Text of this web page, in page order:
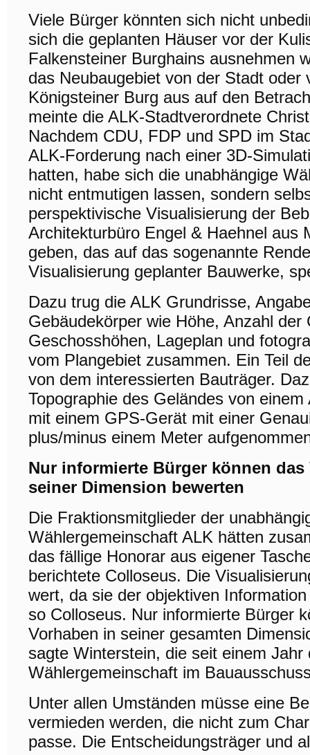
Viele Bürger könnten sich nicht
sich die geplanten Häuser vor der
Falkensteiner Burghains ausnehmen
das Neubaugebiet von der Stadt oder
Königsteiner Burg aus auf den
meinte die ALK-Stadtverordnete
Nachdem CDU, FDP und SPD im
ALK-Forderung nach einer 3D-
hatten, habe sich die unabhängige
nicht entmutigen lassen, sondern
perspektivische Visualisierung der
Architekturbüro Engel & Haehnel aus
geben, das auf das sogenannte
Visualisierung geplanter Bauwerke,
Dazu trug die ALK Grundrisse,
Gebäudekörper wie Höhe, Anzahl der
Geschosshöhen, Lageplan und
vom Plangebiet zusammen. Ein Teil
von dem interessierten Bauträger.
Topographie des Geländes von
mit einem GPS-Gerät mit einer
plus/minus einem Meter
Nur informierte Bürger können das
seiner Dimension bewerten
Die Fraktionsmitglieder der
Wählergemeinschaft ALK hätten
das fällige Honorar aus eigener
berichtete Colloseus. Die
wert, da sie der objektiven
so Colloseus. Nur informierte Bürger
Vorhaben in seiner gesamten
sagte Winterstein, die seit einem Jahr
Wählergemeinschaft im
Unter allen Umständen müsse eine
vermieden werden, die nicht zum
passe. Die Entscheidungsträger und